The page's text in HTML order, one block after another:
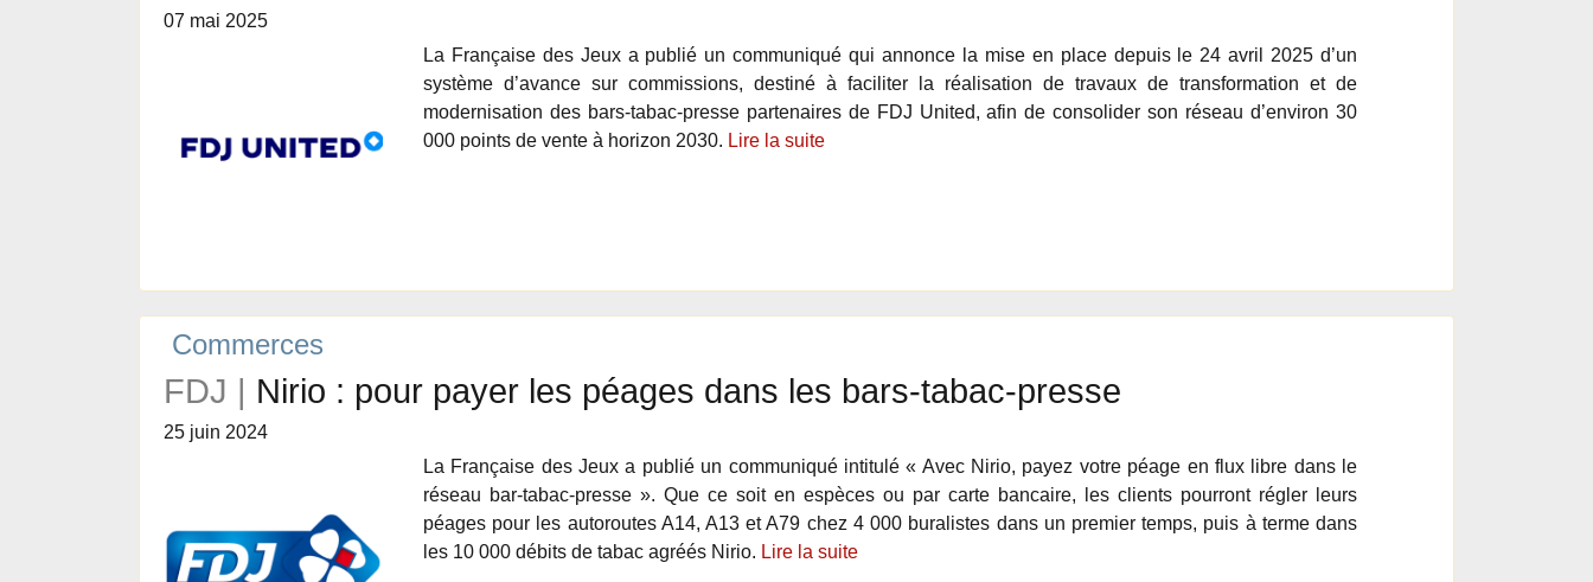
07 mai 2025
La Française des Jeux a publié un communiqué qui annonce la mise en place depuis le 24 avril 2025 d’un
système d’avance sur commissions, destiné à faciliter la réalisation de travaux de transformation et de
modernisation des bars-tabac-presse partenaires de FDJ United, afin de consolider son réseau d’environ 30
000 points de vente à horizon 2030. Lire la suite
Commerces
FDJ | Nirio : pour payer les péages dans les bars-tabac-presse
25 juin 2024
La Française des Jeux a publié un communiqué intitulé « Avec Nirio, payez votre péage en flux libre dans le
réseau bar-tabac-presse ». Que ce soit en espèces ou par carte bancaire, les clients pourront régler leurs
péages pour les autoroutes A14, A13 et A79 chez 4 000 buralistes dans un premier temps, puis à terme dans
les 10 000 débits de tabac agréés Nirio. Lire la suite